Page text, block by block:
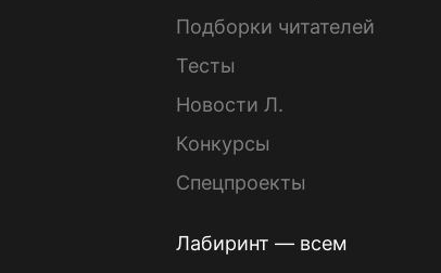
Подборки читателей
Тесты
Новости Л.
Конкурсы
Спецпроекты
Лабиринт — всем